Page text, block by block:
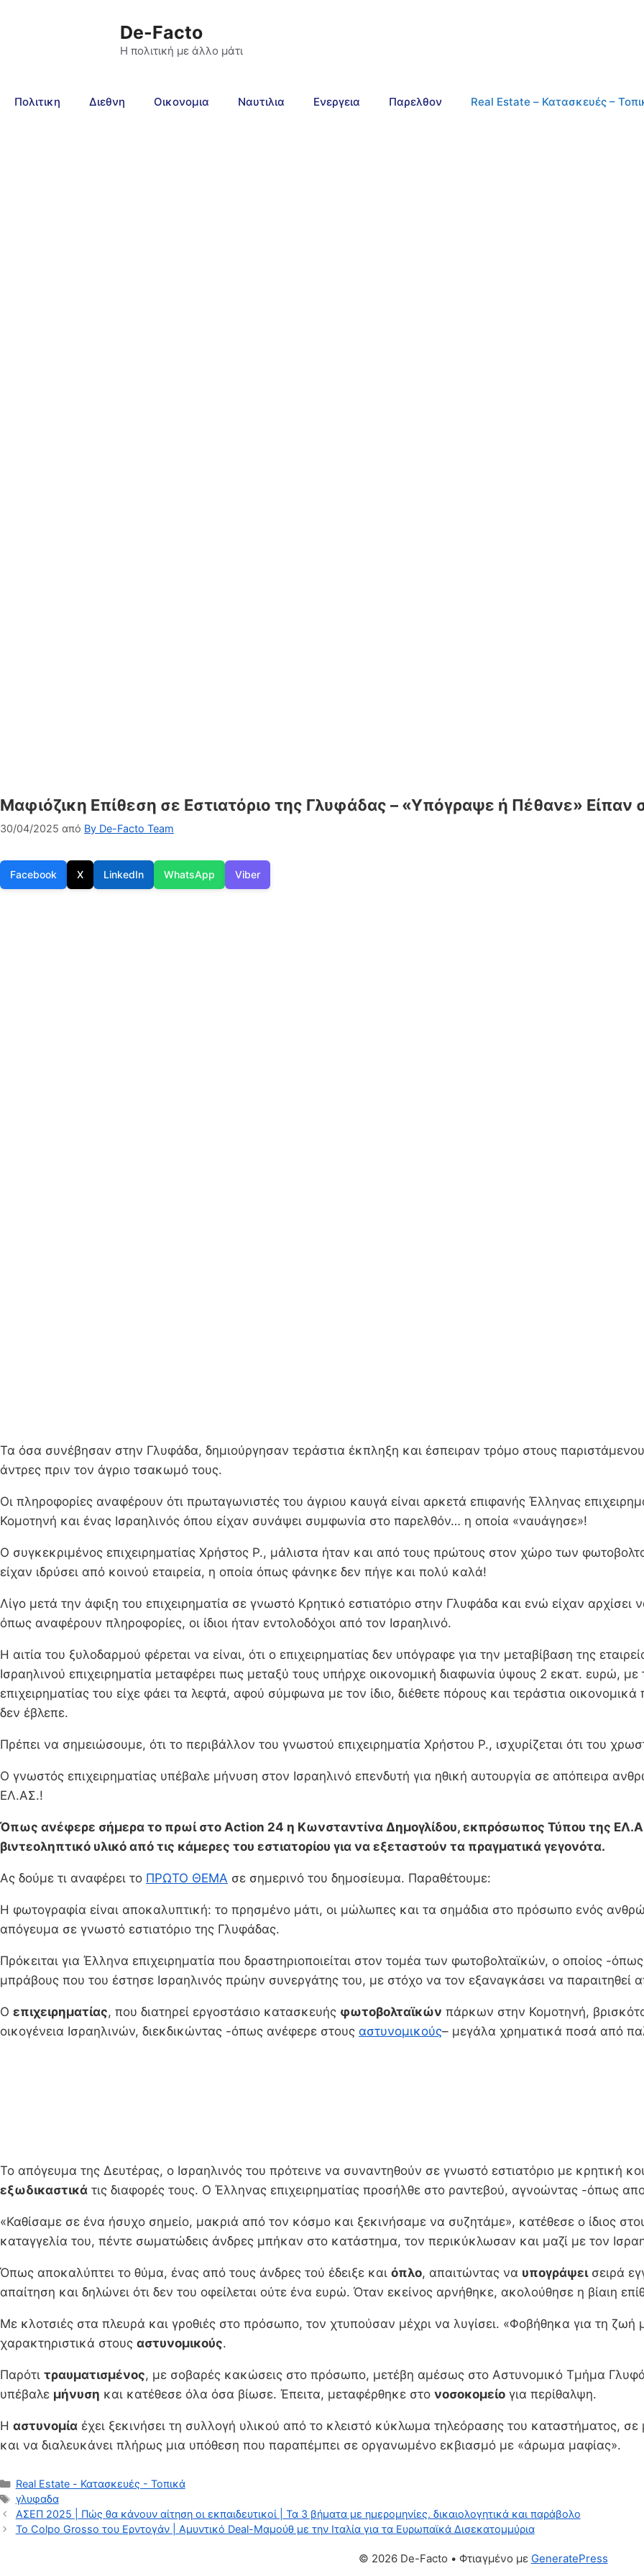
De-Facto
Η πολιτική με άλλο μάτι
Πολιτικη Διεθνη Οικονομια Ναυτιλια Ενεργεια Παρελθον Real Estate – Κατασκευές –
Μαφιόζικη Επίθεση σε Εστιατόριο της Γλυφάδας – «Υπόγραψε ή Πέθανε» Είπαν
30/04/2025 από By De-Facto Team
Facebook X LinkedIn WhatsApp Viber
Τα όσα συνέβησαν στην Γλυφάδα, δημιούργησαν τεράστια έκπληξη και έσπειραν τρόμο στους
άντρες πριν τον άγριο τσακωμό τους.
Οι πληροφορίες αναφέρουν ότι πρωταγωνιστές του άγριου καυγά είναι αρκετά επιφανής Έλληνας
Κομοτηνή και ένας Ισραηλινός όπου είχαν συνάψει συμφωνία στο παρελθόν… η οποία «ναυάγησε»!
Ο συγκεκριμένος επιχειρηματίας Χρήστος Ρ., μάλιστα ήταν και από τους πρώτους στον χώρο των
είχαν ιδρύσει από κοινού εταιρεία, η οποία όπως φάνηκε δεν πήγε και πολύ καλά!
Λίγο μετά την άφιξη του επιχειρηματία σε γνωστό Κρητικό εστιατόριο στην Γλυφάδα και ενώ είχαν
όπως αναφέρουν πληροφορίες, οι ίδιοι ήταν εντολοδόχοι από τον Ισραηλινό.
Η αιτία του ξυλοδαρμού φέρεται να είναι, ότι ο επιχειρηματίας δεν υπόγραφε για την μεταβίβαση της
Ισραηλινού επιχειρηματία μεταφέρει πως μεταξύ τους υπήρχε οικονομική διαφωνία ύψους 2 εκατ. ευρώ,
επιχειρηματίας του είχε φάει τα λεφτά, αφού σύμφωνα με τον ίδιο, διέθετε πόρους και τεράστια
δεν έβλεπε.
Πρέπει να σημειώσουμε, ότι το περιβάλλον του γνωστού επιχειρηματία Χρήστου Ρ., ισχυρίζεται ότι του
Ο γνωστός επιχειρηματίας υπέβαλε μήνυση στον Ισραηλινό επενδυτή για ηθική αυτουργία σε απόπειρα
ΕΛ.ΑΣ.!
Όπως ανέφερε σήμερα το πρωί στο Action 24 η Κωνσταντίνα Δημογλίδου, εκπρόσωπος Τύπου της ΕΛ.ΑΣ
βιντεοληπτικό υλικό από τις κάμερες του εστιατορίου για να εξεταστούν τα πραγματικά γεγονότα.
Ας δούμε τι αναφέρει το ΠΡΩΤΟ ΘΕΜΑ σε σημερινό του δημοσίευμα. Παραθέτουμε:
Η φωτογραφία είναι αποκαλυπτική: το πρησμένο μάτι, οι μώλωπες και τα σημάδια στο πρόσωπο ενός
απόγευμα σε γνωστό εστιατόριο της Γλυφάδας.
Πρόκειται για Έλληνα επιχειρηματία που δραστηριοποιείται στον τομέα των φωτοβολταϊκών, ο οποίος -
μπράβους που του έστησε Ισραηλινός πρώην συνεργάτης του, με στόχο να τον εξαναγκάσει να παραιτηθεί
Ο επιχειρηματίας, που διατηρεί εργοστάσιο κατασκευής φωτοβολταϊκών πάρκων στην Κομοτηνή,
οικογένεια Ισραηλινών, διεκδικώντας -όπως ανέφερε στους αστυνομικούς– μεγάλα χρηματικά ποσά από
Το απόγευμα της Δευτέρας, ο Ισραηλινός του πρότεινε να συναντηθούν σε γνωστό εστιατόριο με κρητική
εξωδικαστικά τις διαφορές τους. Ο Έλληνας επιχειρηματίας προσήλθε στο ραντεβού, αγνοώντας -όπως
«Καθίσαμε σε ένα ήσυχο σημείο, μακριά από τον κόσμο και ξεκινήσαμε να συζητάμε», κατέθεσε ο ίδιος
καταγγελία του, πέντε σωματώδεις άνδρες μπήκαν στο κατάστημα, τον περικύκλωσαν και μαζί με τον
Όπως αποκαλύπτει το θύμα, ένας από τους άνδρες τού έδειξε και όπλο, απαιτώντας να υπογράψεισειρά
απαίτηση και δηλώνει ότι δεν του οφείλεται ούτε ένα ευρώ. Όταν εκείνος αρνήθηκε, ακολούθησε η βίαιη
Με κλοτσιές στα πλευρά και γροθιές στο πρόσωπο, τον χτυπούσαν μέχρι να λυγίσει. «Φοβήθηκα για τη
χαρακτηριστικά στους αστυνομικούς.
Παρότι τραυματισμένος, με σοβαρές κακώσεις στο πρόσωπο, μετέβη αμέσως στο Αστυνομικό Τμήμα
υπέβαλε μήνυση και κατέθεσε όλα όσα βίωσε. Έπειτα, μεταφέρθηκε στο νοσοκομείο για περίθαλψη.
Η αστυνομία έχει ξεκινήσει τη συλλογή υλικού από το κλειστό κύκλωμα τηλεόρασης του καταστήματος,
και να διαλευκάνει πλήρως μια υπόθεση που παραπέμπει σε οργανωμένο εκβιασμό με «άρωμα μαφίας».
Κατηγορίες
Real Estate - Κατασκευές - Τοπικά
Ετικέτες
γλυφαδα
ΑΣΕΠ 2025 | Πώς θα κάνουν αίτηση οι εκπαιδευτικοί | Τα 3 βήματα με ημερομηνίες, δικαιολογητικά και παράβολο
Το Colpo Grosso του Ερντογάν | Αμυντικό Deal-Μαμούθ με την Ιταλία για τα Ευρωπαϊκά Δισεκατομμύρια
© 2026 De-Facto • Φτιαγμένο με GeneratePress